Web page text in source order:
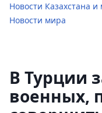
Новости Казахстана
Новости мира
В Турции
военных,